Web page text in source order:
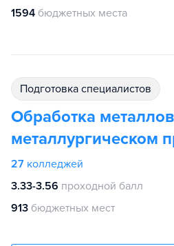
1594 бюджетных места
подготовка специалистов
Обработка
металлургическом
27 колледжей
3.33-3.56 проходной балл
913 бюджетных мест